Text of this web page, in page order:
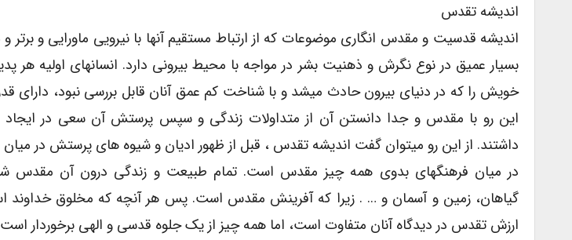
اندیشه تقدس
اندیشه قدسیت و مقدس انگاری موضوعات که از ارتباط مستقیم آنها با نیرویی ماورایی و
بسیار عمیق در نوع نگرش و ذهنیت بشر در مواجه با محیط بیرونی دارد. انسانهای اولیه هر
خویش را که در دنیای بیرون حادث میشد و با شناخت کم عمق آنان قابل بررسی نبود، دارای
این رو با مقدس و جدا دانستن آن از متداولات زندگی و سپس پرستش آن سعی در ایجاد
داشتند. از این رو میتوان گفت اندیشه تقدس ، قبل از ظهور ادیان و شیوه های پرستش در
در میان فرهنگهای بدوی همه چیز مقدس است. تمام طبیعت و زندگی درون آن مقدس
گیاهان، زمین و آسمان و … . زیرا که آفرینش مقدس است. پس هر آنچه که مخلوق
ارزش تقدس در دیدگاه آنان متفاوت است، اما همه چیز از یک جلوه قدسی و الهی برخوردار